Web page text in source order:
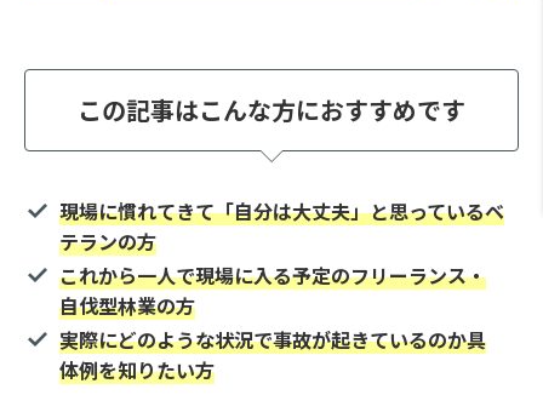
この記事はこんな方におすすめです
現場に慣れてきて「自分は大丈夫」と思っているベ
テランの方
これから一人で現場に入る予定のフリーランス・
自伐型林業の方
実際にどのような状況で事故が起きているのか具
体例を知りたい方